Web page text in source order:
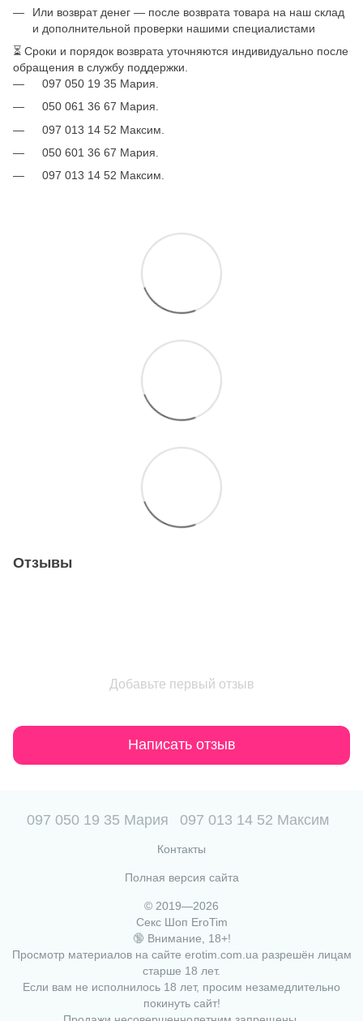
Или возврат денег — после возврата товара на наш склад
и дополнительной проверки нашими специалистами
⏳ Сроки и порядок возврата уточняются индивидуально после
обращения в службу поддержки.
097 050 19 35 Мария.
050 061 36 67 Мария.
097 013 14 52 Максим.
050 601 36 67 Мария.
097 013 14 52 Максим.
Отзывы
Добавьте первый отзыв
Написать отзыв
097 050 19 35 Мария 097 013 14 52 Максим
Контакты
Полная версия сайта
© 2019—2026
Секс Шоп EroTim
🔞 Внимание, 18+!
Просмотр материалов на сайте erotim.com.ua разрешён лицам
старше 18 лет.
Если вам не исполнилось 18 лет, просим незамедлительно
покинуть сайт!